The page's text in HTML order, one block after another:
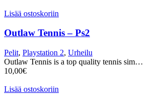
Lisää ostoskoriin
Outlaw Tennis – Ps2
Pelit, Playstation 2, Urheilu
Outlaw Tennis is a top quality tennis sim…
10,00€
Lisää ostoskoriin